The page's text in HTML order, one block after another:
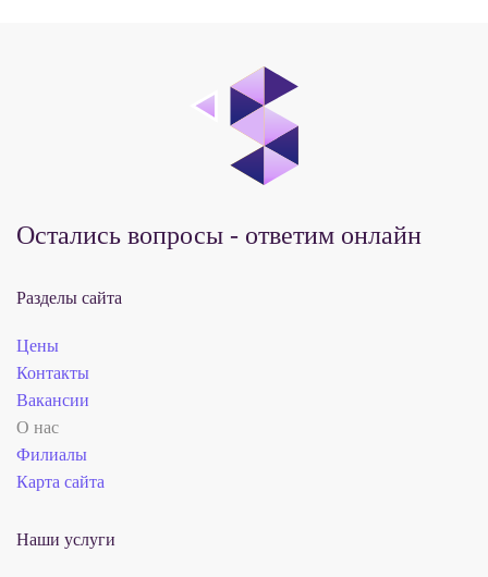
Остались вопросы - ответим онлайн
Разделы сайта
Цены
Контакты
Вакансии
О нас
Филиалы
Карта сайта
Наши услуги